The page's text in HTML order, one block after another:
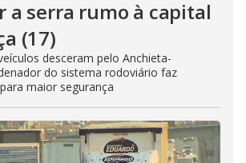
a serra rumo à capital
(17)
desceram pelo Anchieta-
do sistema rodoviário faz
maior segurança